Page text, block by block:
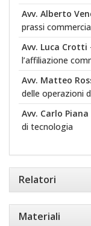
Avv. Alberto
prassi
Avv. Luca Crotti
l’affiliazione
Avv. Matteo
delle operazioni
Avv. Carlo Piana
di tecnologia
Relatori
Materiali